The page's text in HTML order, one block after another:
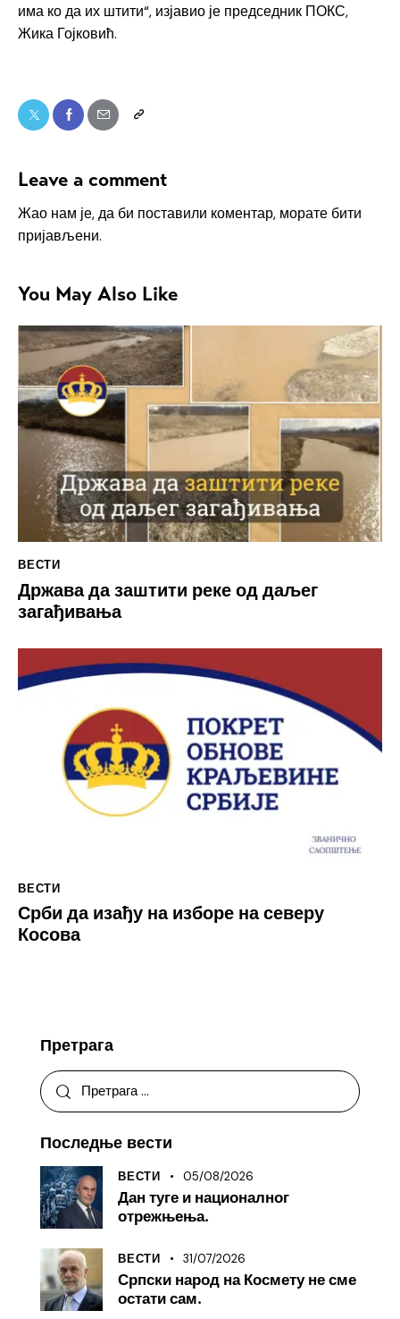
има ко да их штити“, изјавио је председник ПОКС,
Жика Гојковић.
Leave a comment
Жао нам је, да би поставили коментар, морате бити
пријављени.
You May Also Like
ВЕСТИ
Држава да заштити реке од даљег
загађивања
ВЕСТИ
Срби да изађу на изборе на северу
Косова
Претрага
Последње вести
ВЕСТИ 05/08/2026
Дан туге и националног
отрежњења.
ВЕСТИ 31/07/2026
Српски народ на Космету не сме
остати сам.